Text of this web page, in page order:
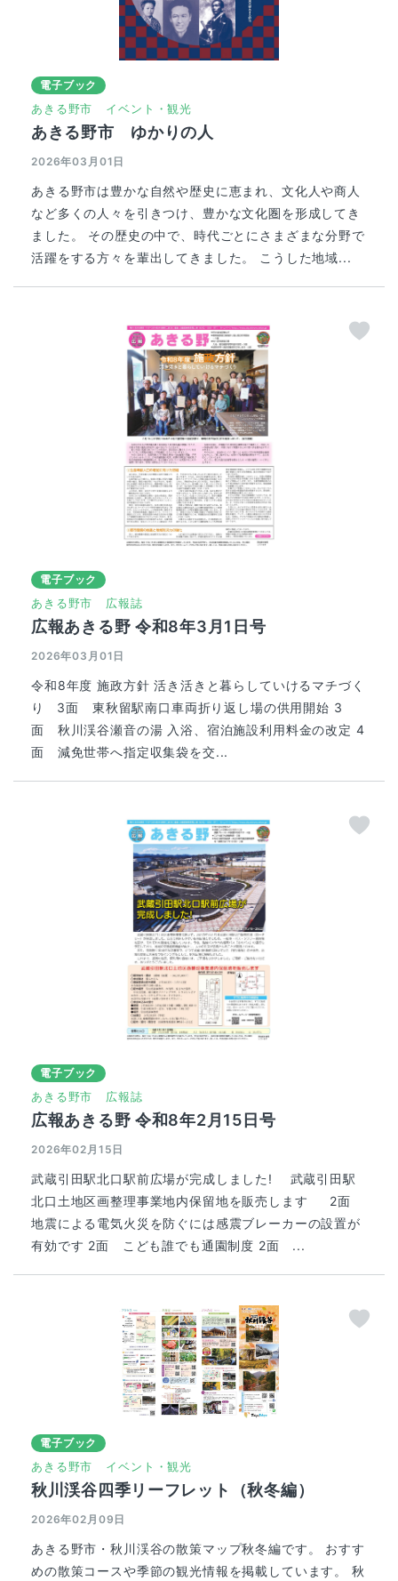
電子ブック
あきる野市 イベント・観光
あきる野市 ゆかりの人
2026年03月01日
あきる野市は豊かな自然や歴史に恵まれ、文化人や商人
など多くの人々を引きつけ、豊かな文化圏を形成してき
ました。 その歴史の中で、時代ごとにさまざまな分野で
活躍をする方々を輩出してきました。 こうした地域...
電子ブック
あきる野市 広報誌
広報あきる野 令和8年3月1日号
2026年03月01日
令和8年度 施政方針 活き活きと暮らしていけるマチづく
り 3面 東秋留駅南口車両折り返し場の供用開始 3
面 秋川渓谷瀬音の湯 入浴、宿泊施設利用料金の改定 4
面 減免世帯へ指定収集袋を交...
電子ブック
あきる野市 広報誌
広報あきる野 令和8年2月15日号
2026年02月15日
武蔵引田駅北口駅前広場が完成しました! 武蔵引田駅
北口土地区画整理事業地内保留地を販売します 2面
地震による電気火災を防ぐには感震ブレーカーの設置が
有効です 2面 こども誰でも通園制度 2面 ...
電子ブック
あきる野市 イベント・観光
秋川渓谷四季リーフレット（秋冬編）
2026年02月09日
あきる野市・秋川渓谷の散策マップ秋冬編です。 おすす
めの散策コースや季節の観光情報を掲載しています。 秋